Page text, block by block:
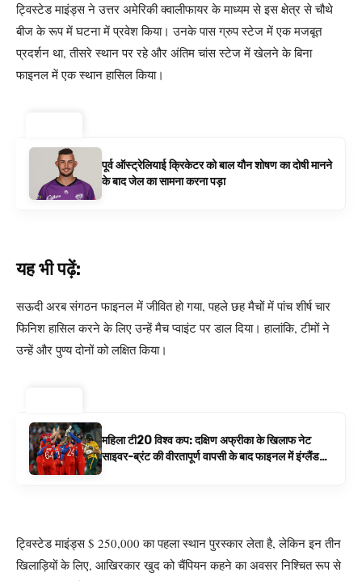
ट्विस्टेड माइंड्स ने उत्तर अमेरिकी क्वालीफायर के माध्यम से इस क्षेत्र से चौथे
बीज के रूप में घटना में प्रवेश किया। उनके पास ग्रुप स्टेज में एक मजबूत
प्रदर्शन था, तीसरे स्थान पर रहे और अंतिम चांस स्टेज में खेलने के बिना
फाइनल में एक स्थान हासिल किया।
पूर्व ऑस्ट्रेलियाई क्रिकेटर को बाल यौन शोषण का दोषी मानने
के बाद जेल का सामना करना पड़ा
यह भी पढ़ें:
सऊदी अरब संगठन फाइनल में जीवित हो गया, पहले छह मैचों में पांच शीर्ष चार
फिनिश हासिल करने के लिए उन्हें मैच प्वाइंट पर डाल दिया। हालांकि, टीमों ने
उन्हें और पुण्य दोनों को लक्षित किया।
महिला टी20 विश्व कप: दक्षिण अफ्रीका के खिलाफ नेट
साइवर-ब्रंट की वीरतापूर्ण वापसी के बाद फाइनल में इंग्लैंड
ट्विस्टेड माइंड्स $ 250,000 का पहला स्थान पुरस्कार लेता है, लेकिन इन तीन
खिलाड़ियों के लिए, आखिरकार खुद को चैंपियन कहने का अवसर निश्चित रूप से